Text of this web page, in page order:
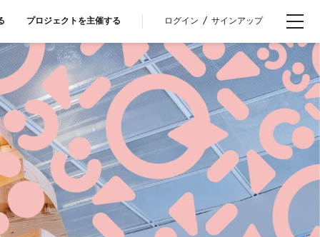
プロジェクトを主催する ログイン / サインアップ